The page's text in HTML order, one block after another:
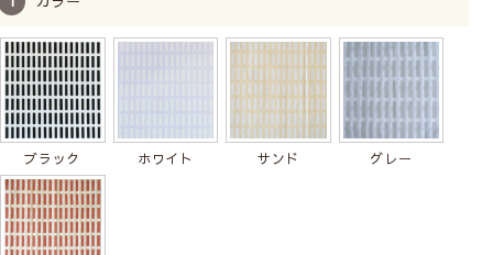
カフェカーテンの高さ(丈)について
ブラック ホワイト サンド グレー